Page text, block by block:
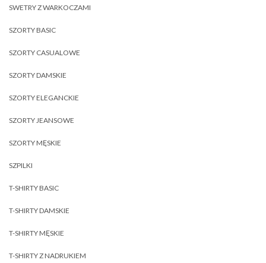
SWETRY Z WARKOCZAMI
SZORTY BASIC
SZORTY CASUALOWE
SZORTY DAMSKIE
SZORTY ELEGANCKIE
SZORTY JEANSOWE
SZORTY MĘSKIE
SZPILKI
T-SHIRTY BASIC
T-SHIRTY DAMSKIE
T-SHIRTY MĘSKIE
T-SHIRTY Z NADRUKIEM